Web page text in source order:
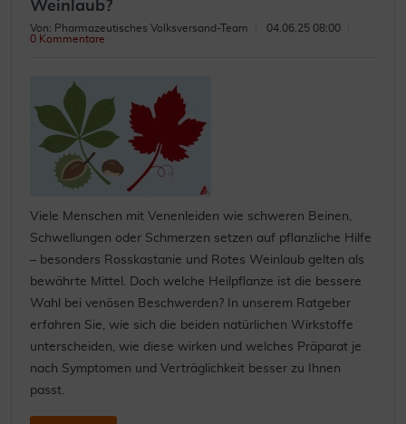
Weinlaub?
Von: Pharmazeutisches Volksversand-Team
04.06.25 08:00
0 Kommentare
Viele Menschen mit Venenleiden wie schweren Beinen,
Schwellungen oder Schmerzen setzen auf pflanzliche Hilfe
– besonders Rosskastanie und Rotes Weinlaub gelten als
bewährte Mittel. Doch welche Heilpflanze ist die bessere
Wahl bei venösen Beschwerden? In unserem Ratgeber
erfahren Sie, wie sich die beiden natürlichen Wirkstoffe
unterscheiden, wie diese wirken und welches Präparat je
nach Symptomen und Verträglichkeit besser zu Ihnen
passt.